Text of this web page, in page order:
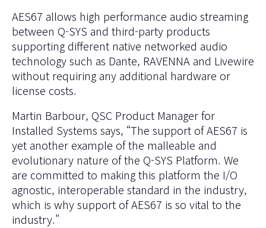
AES67 allows high performance audio streaming
between Q-SYS and third-party products
supporting different native networked audio
technology such as Dante, RAVENNA and Livewire
without requiring any additional hardware or
license costs.
Martin Barbour, QSC Product Manager for
Installed Systems says, “The support of AES67 is
yet another example of the malleable and
evolutionary nature of the Q-SYS Platform. We
are committed to making this platform the I/O
agnostic, interoperable standard in the industry,
which is why support of AES67 is so vital to the
industry."